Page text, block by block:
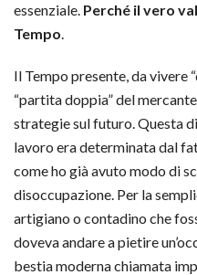
essenziale. Perché il vero
Tempo.
Il Tempo presente, da vivere
“partita doppia” del
strategie sul futuro. Questa
lavoro era determinata dal
come ho già avuto modo di
disoccupazione. Per la
artigiano o contadino che
doveva andare a pietire
bestia moderna chiamata